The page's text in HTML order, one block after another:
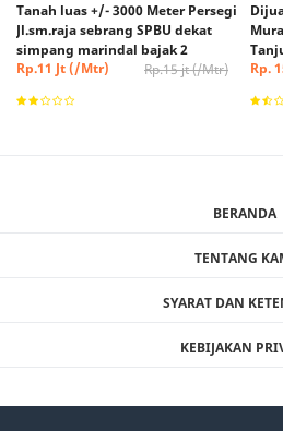
Tanah luas +/- 3000 Meter Persegi
Jl.sm.raja sebrang SPBU dekat
simpang marindal bajak 2
Rp.15 jt (/Mtr)
Rp.11 Jt (/Mtr)
Rp.
BERANDA
TENTANG
SYARAT DAN
KEBIJAKAN